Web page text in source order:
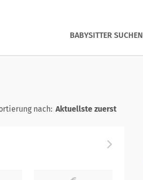
BABYSITTER SUCHEN
nach: